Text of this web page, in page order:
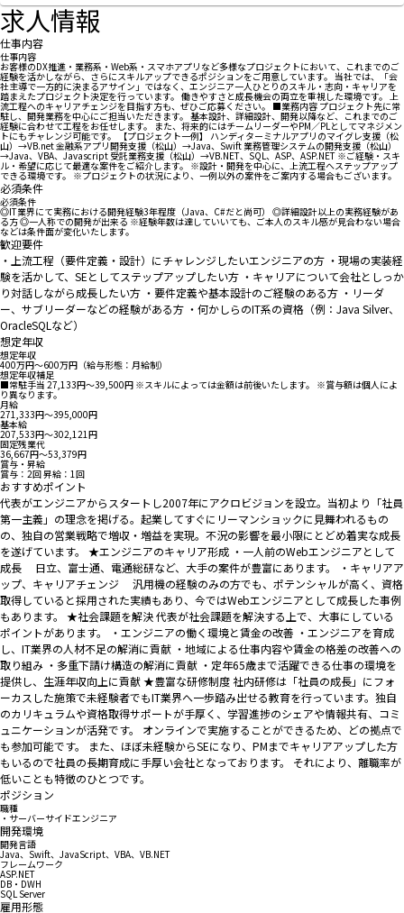
求人情報
仕事内容
仕事内容
お客様のDX推進・業務系・Web系・スマホアプリなど多様なプロジェクトにおいて、これまでのご
経験を活かしながら、さらにスキルアップできるポジションをご用意しています。 当社では、「会
社主導で一方的に決まるアサイン」ではなく、エンジニア一人ひとりのスキル・志向・キャリアを
踏まえたプロジェクト決定を行っています。 働きやすさと成長機会の両立を重視した環境です。 上
流工程へのキャリアチェンジを目指す方も、ぜひご応募ください。 ■業務内容 プロジェクト先に常
駐し、開発業務を中心にご担当いただきます。 基本設計、詳細設計、開発以降など、これまでのご
経験に合わせて工程をお任せします。 また、将来的にはチームリーダーやPM／PLとしてマネジメン
トにもチャレンジ可能です。 【プロジェクト一例】 ハンディターミナルアプリのマイグレ支援（松
山）→VB.net 金融系アプリ開発支援（松山）→Java、Swift 業務管理システムの開発支援（松山）
→Java、VBA、Javascript 受託業務支援（松山）→VB.NET、SQL、ASP、ASP.NET ※ご経験・スキ
ル・希望に応じて最適な案件をご紹介します。 ※設計・開発を中心に、上流工程へステップアップ
できる環境です。 ※プロジェクトの状況により、一例以外の案件をご案内する場合もございます。
必須条件
必須条件
◎IT業界にて実務における開発経験3年程度（Java、C#だと尚可） ◎詳細設計以上の実務経験があ
る方 ◎一人称での開発が出来る ※経験年数は達していいても、ご本人のスキル感が見合わない場合
などは条件面が変化いたします。
歓迎要件
・上流工程（要件定義・設計）にチャレンジしたいエンジニアの方 ・現場の実装経
験を活かして、SEとしてステップアップしたい方 ・キャリアについて会社としっか
り対話しながら成長したい方 ・要件定義や基本設計のご経験のある方 ・リーダ
ー、サブリーダーなどの経験がある方 ・何かしらのIT系の資格（例：Java Silver、
OracleSQLなど）
想定年収
想定年収
400万円〜600万円（給与形態：月給制）
想定年収補足
■常駐手当 27,133円～39,500円 ※スキルによっては金額は前後いたします。 ※賞与額は個人によ
り異なります。
月給
271,333円〜395,000円
基本給
207,533円〜302,121円
固定残業代
36,667円〜53,379円
賞与・昇給
賞与：2回 昇給：1回
おすすめポイント
代表がエンジニアからスタートし2007年にアクロビジョンを設立。当初より「社員
第一主義」の理念を掲げる。起業してすぐにリーマンショックに見舞われるもの
の、独自の営業戦略で増収・増益を実現。不況の影響を最小限にとどめ着実な成長
を遂げています。 ★エンジニアのキャリア形成 ・一人前のWebエンジニアとして
成長 日立、富士通、電通総研など、大手の案件が豊富にあります。 ・キャリアア
ップ、キャリアチェンジ 汎用機の経験のみの方でも、ポテンシャルが高く、資格
取得していると採用された実績もあり、今ではWebエンジニアとして成長した事例
もあります。 ★社会課題を解決 代表が社会課題を解決する上で、大事にしている
ポイントがあります。 ・エンジニアの働く環境と賃金の改善 ・エンジニアを育成
し、IT業界の人材不足の解消に貢献 ・地域による仕事内容や賃金の格差の改善への
取り組み ・多重下請け構造の解消に貢献 ・定年65歳まで活躍できる仕事の環境を
提供し、生涯年収向上に貢献 ★豊富な研修制度 社内研修は「社員の成長」にフォ
ーカスした施策で未経験者でもIT業界へ一歩踏み出せる教育を行っています。独自
のカリキュラムや資格取得サポートが手厚く、学習進捗のシェアや情報共有、コミ
ュニケーションが活発です。 オンラインで実施することができるため、どの拠点で
も参加可能です。 また、ほぼ未経験からSEになり、PMまでキャリアアップした方
もいるので社員の長期育成に手厚い会社となっております。 それにより、離職率が
低いことも特徴のひとつです。
ポジション
職種
・サーバーサイドエンジニア
開発環境
開発言語
Java、Swift、JavaScript、VBA、VB.NET
フレームワーク
ASP.NET
DB・DWH
SQL Server
雇用形態